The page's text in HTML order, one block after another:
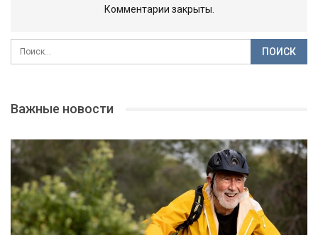
Комментарии закрыты.
Важные новости